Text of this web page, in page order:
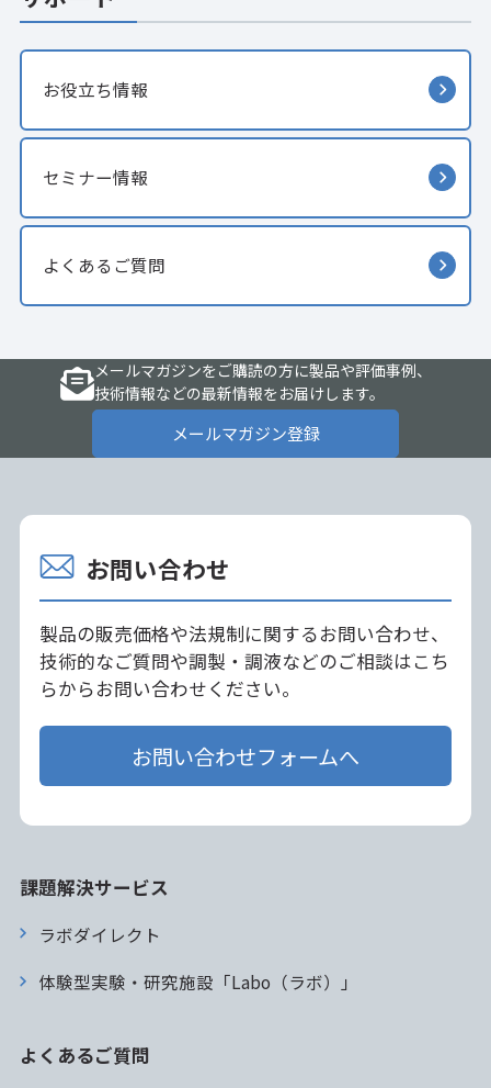
お役立ち情報
セミナー情報
よくあるご質問
メールマガジンをご購読の方に製品や評価事例、
技術情報などの最新情報をお届けします。
メールマガジン登録
お問い合わせ
製品の販売価格や法規制に関するお問い合わせ、
技術的なご質問や調製・調液などのご相談はこち
らからお問い合わせください。
お問い合わせフォームへ
課題解決サービス
ラボダイレクト
体験型実験・研究施設「Labo（ラボ）」
よくあるご質問